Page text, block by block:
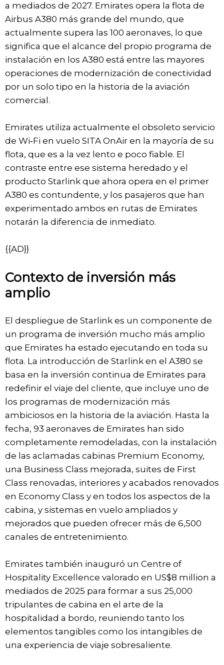
a mediados de 2027. Emirates opera la flota de
Airbus A380 más grande del mundo, que
actualmente supera las 100 aeronaves, lo que
significa que el alcance del propio programa de
instalación en los A380 está entre las mayores
operaciones de modernización de conectividad
por un solo tipo en la historia de la aviación
comercial.
Emirates utiliza actualmente el obsoleto servicio
de Wi‑Fi en vuelo SITA OnAir en la mayoría de su
flota, que es a la vez lento e poco fiable. El
contraste entre ese sistema heredado y el
producto Starlink que ahora opera en el primer
A380 es contundente, y los pasajeros que han
experimentado ambos en rutas de Emirates
notarán la diferencia de inmediato.
{{AD}}
Contexto de inversión más
amplio
El despliegue de Starlink es un componente de
un programa de inversión mucho más amplio
que Emirates ha estado ejecutando en toda su
flota. La introducción de Starlink en el A380 se
basa en la inversión continua de Emirates para
redefinir el viaje del cliente, que incluye uno de
los programas de modernización más
ambiciosos en la historia de la aviación. Hasta la
fecha, 93 aeronaves de Emirates han sido
completamente remodeladas, con la instalación
de las aclamadas cabinas Premium Economy,
una Business Class mejorada, suites de First
Class renovadas, interiores y acabados renovados
en Economy Class y en todos los aspectos de la
cabina, y sistemas en vuelo ampliados y
mejorados que pueden ofrecer más de 6,500
canales de entretenimiento.
Emirates también inauguró un Centre of
Hospitality Excellence valorado en US$8 million a
mediados de 2025 para formar a sus 25,000
tripulantes de cabina en el arte de la
hospitalidad a bordo, reuniendo tanto los
elementos tangibles como los intangibles de
una experiencia de viaje sobresaliente.